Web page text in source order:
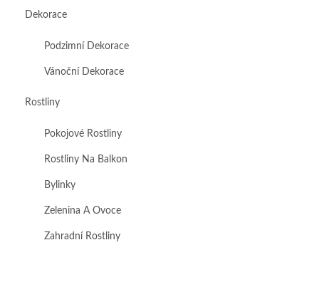
Dekorace
Podzimní Dekorace
Vánoční Dekorace
Rostliny
Pokojové Rostliny
Rostliny Na Balkon
Bylinky
Zelenina A Ovoce
Zahradní Rostliny